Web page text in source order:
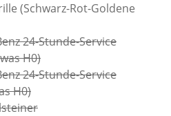
(Schwarz-Rot-Goldene
24-Stunde-Service
H0)
24-Stunde-Service
H0)